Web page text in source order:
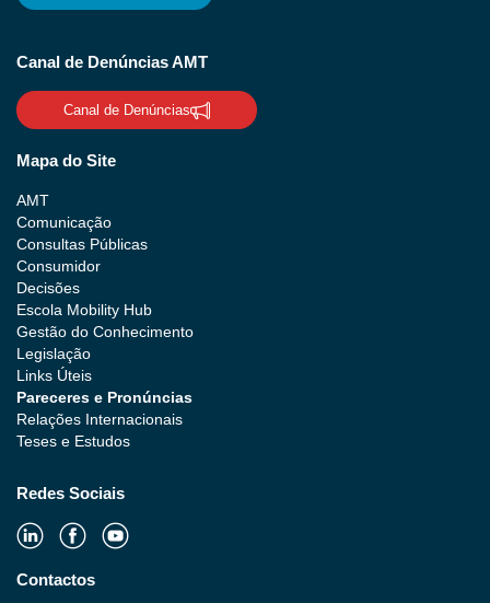
Canal de Denúncias AMT
Canal de Denúncias
Mapa do Site
AMT
Comunicação
Consultas Públicas
Consumidor
Decisões
Escola Mobility Hub
Gestão do Conhecimento
Legislação
Links Úteis
Pareceres e Pronúncias
Relações Internacionais
Teses e Estudos
Redes Sociais
Contactos